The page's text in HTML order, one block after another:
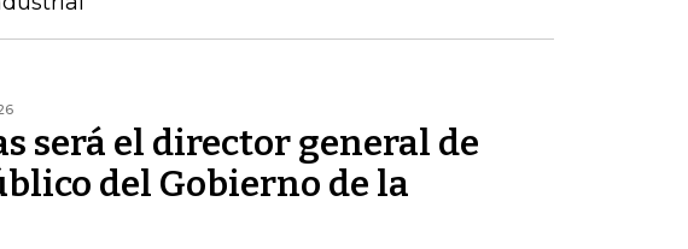
será el director general de
del Gobierno de la